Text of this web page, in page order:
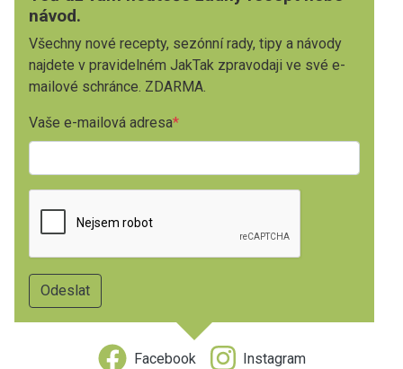
návod.
Všechny nové recepty, sezónní rady, tipy a návody
najdete v pravidelném JakTak zpravodaji ve své e-
mailové schránce. ZDARMA.
Vaše e-mailová adresa
Facebook Instagram